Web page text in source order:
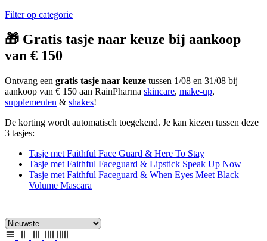
Filter op categorie
🎁 Gratis tasje naar keuze bij aankoop
van € 150
Ontvang een gratis tasje naar keuze tussen 1/08 en 31/08 bij
aankoop van € 150 aan RainPharma skincare, make-up,
supplementen & shakes!
De korting wordt automatisch toegekend. Je kan kiezen tussen deze
3 tasjes:
Tasje met Faithful Face Guard & Here To Stay
Tasje met Faithful Faceguard & Lipstick Speak Up Now
Tasje met Faithful Faceguard & When Eyes Meet Black
Volume Mascara